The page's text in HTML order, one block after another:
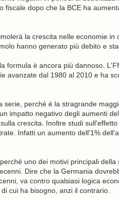
fiscale dopo che la BCE ha
la crescita nelle economie in
hanno generato più debito e
formula è ancora più dannoso.
avanzate dal 1980 al 2010 e ha
serie, perché è la stragrande
impatto negativo degli aumenti
crescita. Inoltre studi
Infatti un aumento dell'1%
uno dei motivi principali
Dire che la Germania
va contro qualsiasi logica
cui ha bisogno, anzi il contrario.